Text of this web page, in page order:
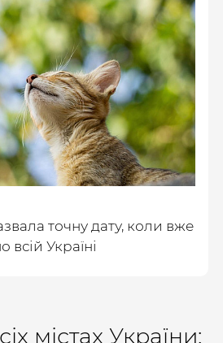
точну дату, коли вже
всій Україні
містах України: